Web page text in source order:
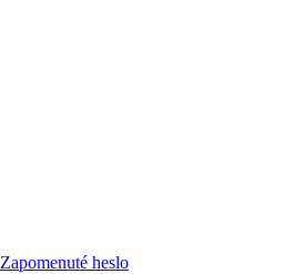
Zapomenuté heslo